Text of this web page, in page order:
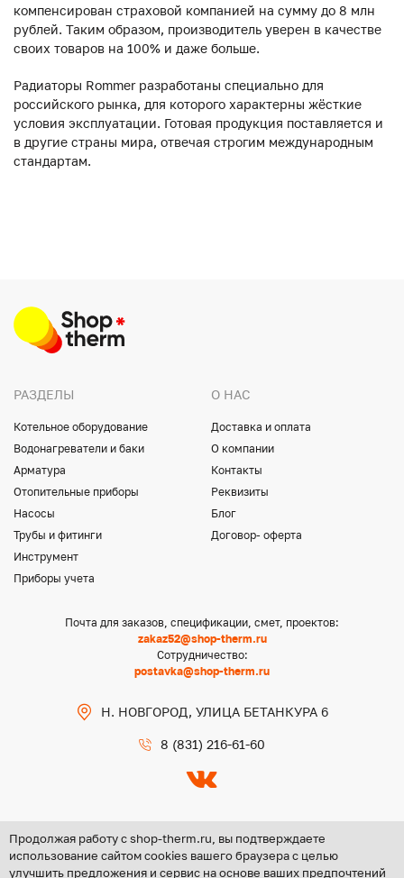
компенсирован страховой компанией на сумму до 8 млн
рублей. Таким образом, производитель уверен в качестве
своих товаров на 100% и даже больше.
Радиаторы Rommer разработаны специально для
российского рынка, для которого характерны жёсткие
условия эксплуатации. Готовая продукция поставляется и
в другие страны мира, отвечая строгим международным
стандартам.
РАЗДЕЛЫ
Котельное оборудование
Водонагреватели и баки
Арматура
Отопительные приборы
Насосы
Трубы и фитинги
Инструмент
Приборы учета
О НАС
Доставка и оплата
О компании
Контакты
Реквизиты
Блог
Договор- оферта
Почта для заказов, спецификации, смет, проектов:
zakaz52@shop-therm.ru
Сотрудничество:
postavka@shop-therm.ru
Н. НОВГОРОД, УЛИЦА БЕТАНКУРА 6
8 (831) 216-61-60
Copyright @ 2026 ООО «ЦЕНТР ГРУПП НН»
Продолжая работу с shop-therm.ru, вы подтверждаете
использование сайтом cookies вашего браузера с целью
улучшить предложения и сервис на основе ваших предпочтений